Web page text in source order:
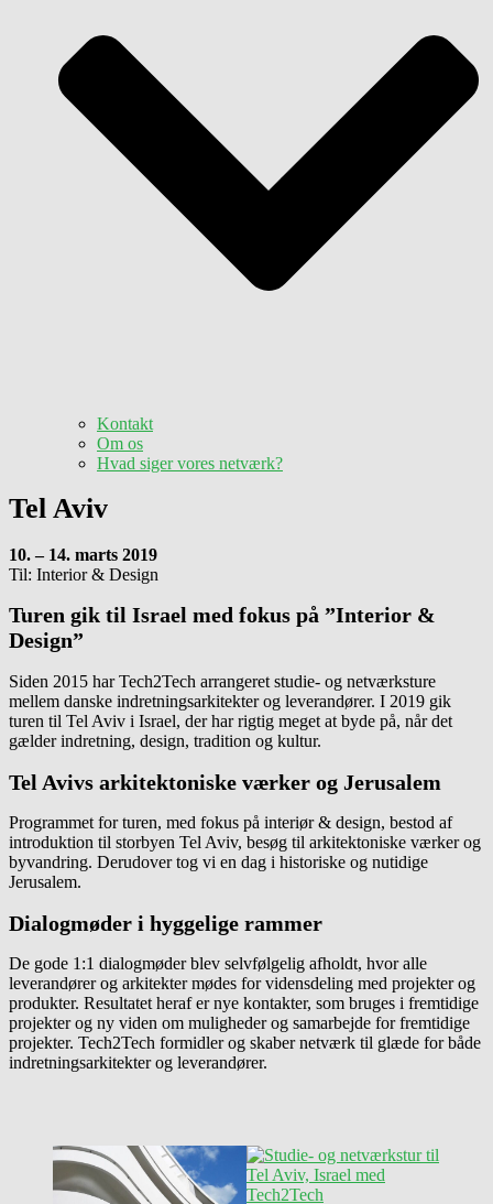
Kontakt
Om os
Hvad siger vores netværk?
Tel Aviv
10. – 14. marts 2019
Til: Interior & Design
Turen gik til Israel med fokus på ”Interior &
Design”
Siden 2015 har Tech2Tech arrangeret studie- og netværksture
mellem danske indretningsarkitekter og leverandører. I 2019 gik
turen til Tel Aviv i Israel, der har rigtig meget at byde på, når det
gælder indretning, design, tradition og kultur.
Tel Avivs arkitektoniske værker og Jerusalem
Programmet for turen, med fokus på interiør & design, bestod af
introduktion til storbyen Tel Aviv, besøg til arkitektoniske værker og
byvandring. Derudover tog vi en dag i historiske og nutidige
Jerusalem.
Dialogmøder i hyggelige rammer
De gode 1:1 dialogmøder blev selvfølgelig afholdt, hvor alle
leverandører og arkitekter mødes for vidensdeling med projekter og
produkter. Resultatet heraf er nye kontakter, som bruges i fremtidige
projekter og ny viden om muligheder og samarbejde for fremtidige
projekter. Tech2Tech formidler og skaber netværk til glæde for både
indretningsarkitekter og leverandører.